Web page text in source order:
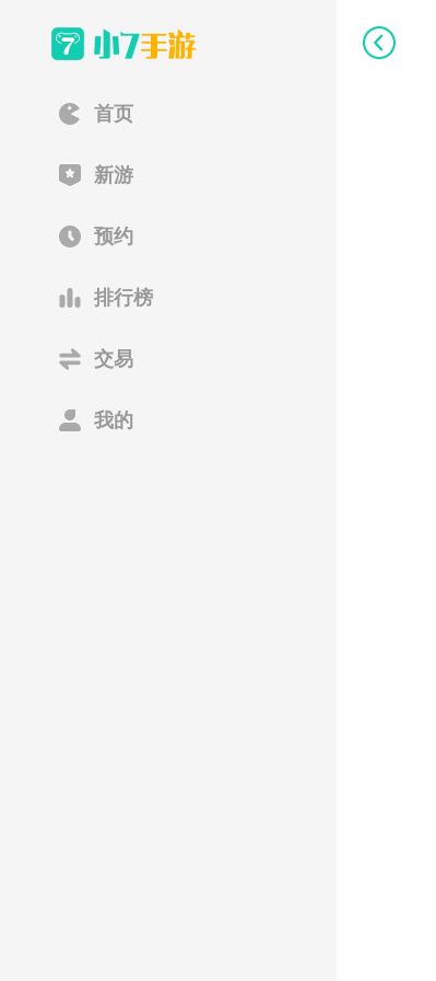
首页
新游
预约
排行榜
交易
我的